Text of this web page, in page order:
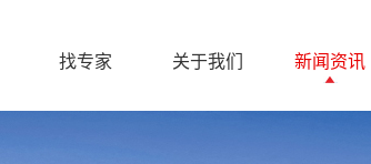
找专家 关于我们 新闻资讯